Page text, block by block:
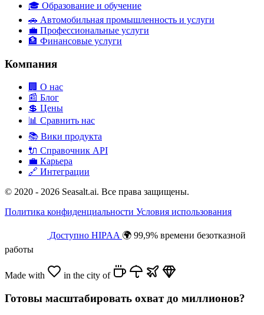
🎓 Образование и обучение
🚗 Автомобильная промышленность и услуги
💼 Профессиональные услуги
🏦 Финансовые услуги
Компания
🏢 О нас
📰 Блог
💲 Цены
📊 Сравнить нас
📚 Вики продукта
🔌 Справочник API
💼 Карьера
🔗 Интеграции
© 2020 - 2026 Seasalt.ai. Все права защищены.
Политика конфиденциальности Условия использования
Доступно HIPAA 🌍 99,9% времени безотказной
работы
Made with in the city of
Готовы масштабировать охват до миллионов?